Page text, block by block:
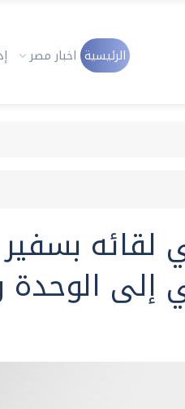
الرئيسية اخبار مصر
لقائه
إلى الوحدة